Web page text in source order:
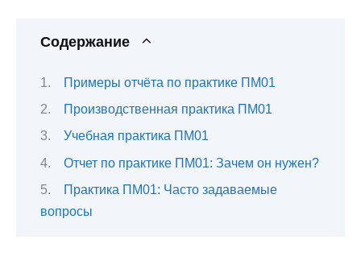
Содержание
Примеры отчёта по практике ПМ01
Производственная практика ПМ01
Учебная практика ПМ01
Отчет по практике ПМ01: Зачем он нужен?
Практика ПМ01: Часто задаваемые
вопросы